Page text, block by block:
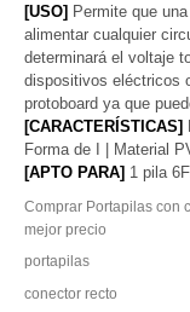
[USO] Permite que
alimentar cualquier
determinará el voltaje
dispositivos eléctricos
protoboard ya que
[CARACTERÍSTICAS]
Forma de I | Material
[APTO PARA] 1 pila
Comprar Portapilas con
mejor precio
portapilas
conector recto